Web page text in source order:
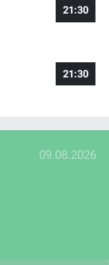
21:30
21:30
09.08.2026